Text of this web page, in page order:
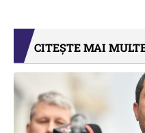
CITEȘTE MAI